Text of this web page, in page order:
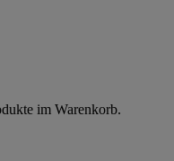
im Warenkorb.